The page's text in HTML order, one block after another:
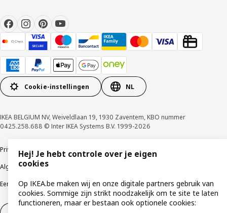
Cookie-instellingen NL
IKEA BELGIUM NV, Weiveldlaan 19, 1930 Zaventem, KBO nummer
0425.258.688 © Inter IKEA Systems B.V. 1999-2026
PrivacybeleidCookiebeleid
Gebruiksvoorwaarden
Algemene contractvoorwaarden
Een etische bezorgdheid uitenKlachten
Hej! Je hebt controle over je eigen
cookies
Op IKEA.be maken wij en onze digitale partners gebruik van
cookies. Sommige zijn strikt noodzakelijk om te site te laten
functioneren, maar er bestaan ook optionele cookies: